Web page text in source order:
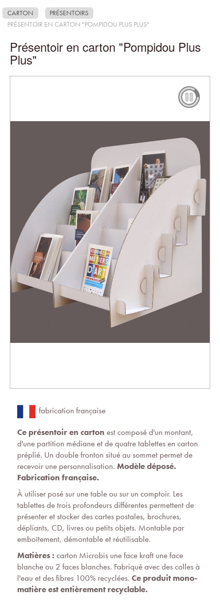
CARTON
PRÉSENTOIRS
PRÉSENTOIR EN CARTON "POMPIDOU PLUS PLUS"
Présentoir en carton "Pompidou Plus
Plus"
fabrication française
Ce présentoir en carton est composé d'un montant,
d'une partition médiane et de quatre tablettes en carton
préplié. Un double fronton situé au sommet permet de
recevoir une personnalisation. Modèle déposé.
Fabrication française.
À utiliser posé sur une table ou sur un comptoir. Les
tablettes de trois profondeurs différentes permettent de
présenter et stocker des cartes postales, brochures,
dépliants, CD, livres ou petits objets. Montable par
emboîtement, démontable et réutilisable.
Matières : carton Microbis une face kraft une face
blanche ou 2 faces blanches. Fabriqué avec des colles à
l'eau et des fibres 100% recyclées. Ce produit mono-
matière est entièrement recyclable.